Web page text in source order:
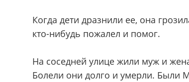
Когда дети дразнили ее, она
кто-нибудь пожалел и помог.
На соседней улице жили муж и
Болели они долго и умерли. Были